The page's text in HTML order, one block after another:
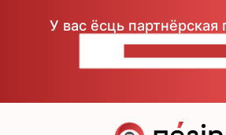
У вас ёсць партнёрская